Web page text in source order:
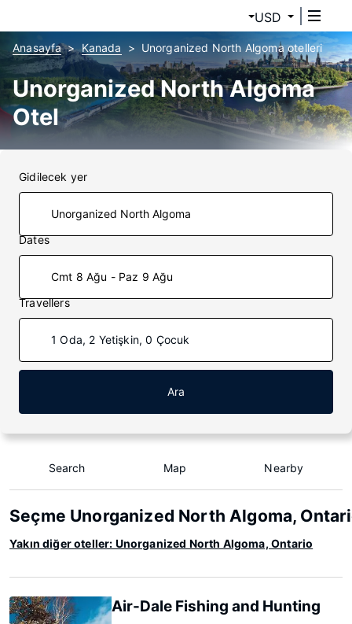
USD
Anasayfa Kanada Unorganized North Algoma otelleri
Unorganized North Algoma
Otel
Gidilecek yer
Dates
Cmt 8 Ağu - Paz 9 Ağu
Travellers
1 Oda, 2 Yetişkin, 0 Çocuk
Ara
Search Map Nearby
Seçme Unorganized North Algoma,
Yakın diğer oteller: Unorganized North Algoma, Ontario
Air-Dale Fishing and Hunting